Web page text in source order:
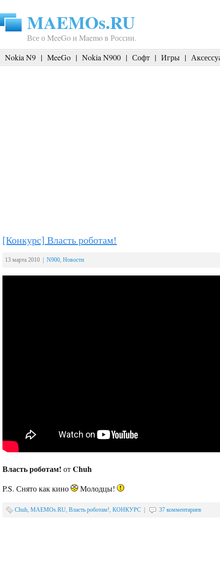
MAEMOs.RU
Все о MeeGo и Maemo в России.
Nokia N9 | MeeGo | Nokia N900 | Софт | Игры |
[Конкурс] Власть роботам!
13 марта 2010 | N900, Новости
Власть роботам! отChuh
P.S. Снято как кино Молодцы!
Chuh, MAEMOs.RU, Власть роботам!, КОНКУРС 37 комментариев